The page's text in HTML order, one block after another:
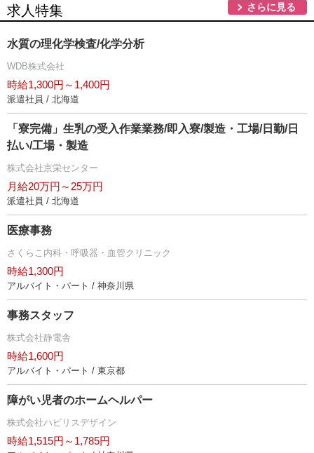
求人特集 さらに見る
水質の理化学検査/化学分析
WDB株式会社
時給1,300円～1,400円
派遣社員 / 北海道
「寮完備」生乳の受入作業業務/即入寮/製造・工場/日勤/日
払い/工場・製造
株式会社京栄センター
月給20万円～25万円
派遣社員 / 北海道
医療事務
さくらこ内科・呼吸器・血管クリニック
時給1,300円
アルバイト・パート / 神奈川県
事務スタッフ
株式会社静電舎
時給1,600円
アルバイト・パート / 東京都
障がい児者のホームヘルパー
株式会社ハビリスデザイン
時給1,515円～1,785円